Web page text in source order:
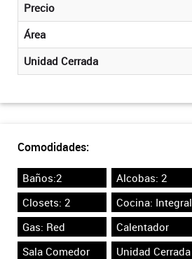
Precio
Área
Unidad Cerrada
Comodidades:
Baños:2
Alcobas: 2
Closets: 2
Cocina: Integral
Gas: Red
Calentador
Sala Comedor
Unidad Cerrada